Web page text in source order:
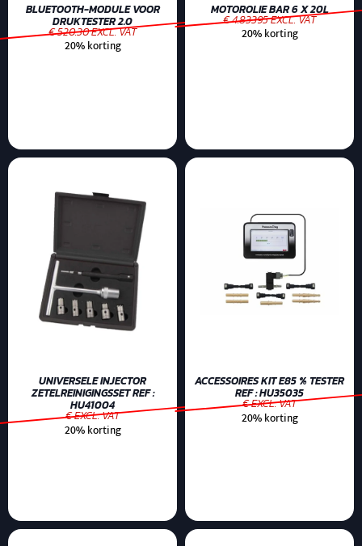
BLUETOOTH-MODULE VOOR
DRUKTESTER 2.0
€ 520.30 EXCL. VAT
20% korting
MOTOROLIE BAR 6 X 20L
€ 4.83395 EXCL. VAT
20% korting
UNIVERSELE INJECTOR
ZETELREINIGINGSSET REF :
HU41004
€ EXCL. VAT
20% korting
ACCESSOIRES KIT E85 % TESTER
REF : HU35035
€ EXCL. VAT
20% korting